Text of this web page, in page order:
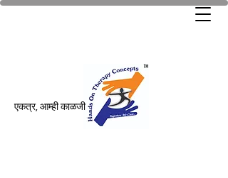
एकत्र, आम्ही काळजी